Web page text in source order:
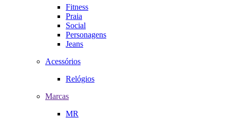
Fitness
Praia
Social
Personagens
Jeans
Acessórios
Relógios
Marcas
MR